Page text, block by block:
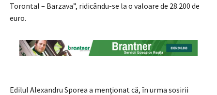
Torontal – Barzava”, ridicându-se la o valoare de 28.200 de
euro.
Edilul Alexandru Sporea a menționat că, în urma sosirii